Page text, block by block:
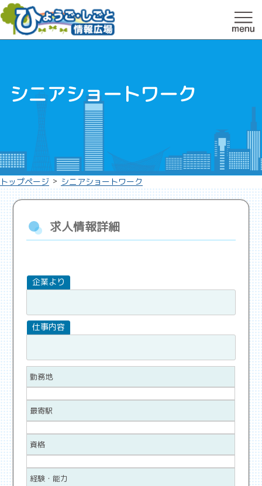
シニアショートワーク
トップページ > シニアショートワーク
求人情報詳細
勤務地
最寄駅
資格
経験・能力